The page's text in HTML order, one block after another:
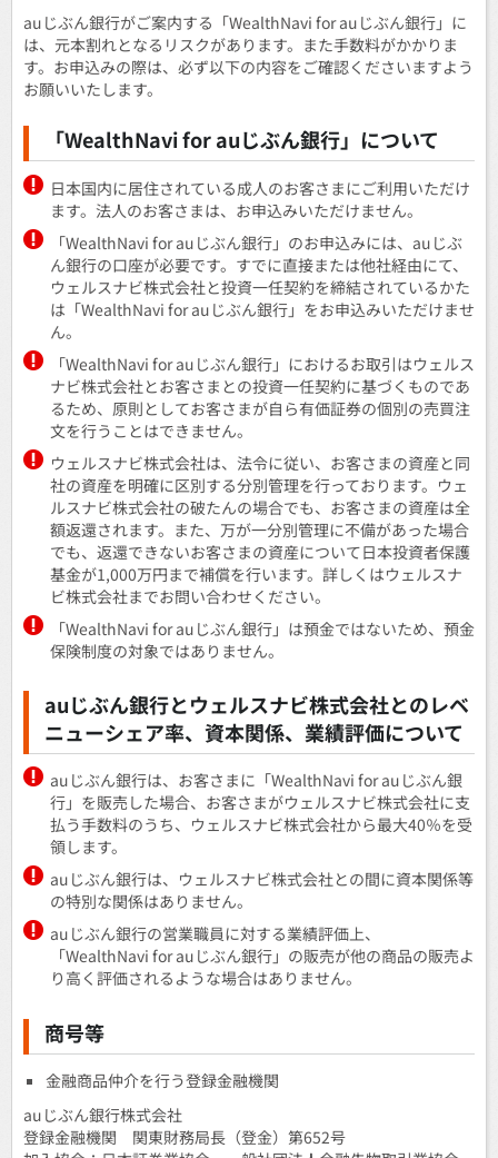
auじぶん銀行がご案内する「WealthNavi for auじぶん銀行」に
は、元本割れとなるリスクがあります。また手数料がかかりま
す。お申込みの際は、必ず以下の内容をご確認くださいますよう
お願いいたします。
「WealthNavi for auじぶん銀行」について
日本国内に居住されている成人のお客さまにご利用いただけ
ます。法人のお客さまは、お申込みいただけません。
「WealthNavi for auじぶん銀行」のお申込みには、auじぶ
ん銀行の口座が必要です。すでに直接または他社経由にて、
ウェルスナビ株式会社と投資一任契約を締結されているかた
は「WealthNavi for auじぶん銀行」をお申込みいただけませ
ん。
「WealthNavi for auじぶん銀行」におけるお取引はウェルス
ナビ株式会社とお客さまとの投資一任契約に基づくものであ
るため、原則としてお客さまが自ら有価証券の個別の売買注
文を行うことはできません。
ウェルスナビ株式会社は、法令に従い、お客さまの資産と同
社の資産を明確に区別する分別管理を行っております。ウェ
ルスナビ株式会社の破たんの場合でも、お客さまの資産は全
額返還されます。また、万が一分別管理に不備があった場合
でも、返還できないお客さまの資産について日本投資者保護
基金が1,000万円まで補償を行います。詳しくはウェルスナ
ビ株式会社までお問い合わせください。
「WealthNavi for auじぶん銀行」は預金ではないため、預金
保険制度の対象ではありません。
auじぶん銀行とウェルスナビ株式会社とのレベ
ニューシェア率、資本関係、業績評価について
auじぶん銀行は、お客さまに「WealthNavi for auじぶん銀
行」を販売した場合、お客さまがウェルスナビ株式会社に支
払う手数料のうち、ウェルスナビ株式会社から最大40％を受
領します。
auじぶん銀行は、ウェルスナビ株式会社との間に資本関係等
の特別な関係はありません。
auじぶん銀行の営業職員に対する業績評価上、
「WealthNavi for auじぶん銀行」の販売が他の商品の販売よ
り高く評価されるような場合はありません。
商号等
金融商品仲介を行う登録金融機関
auじぶん銀行株式会社
登録金融機関 関東財務局長（登金）第652号